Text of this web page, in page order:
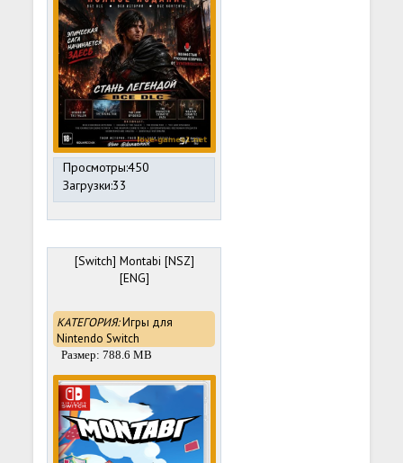
Просмотры:450
Загрузки:33
[Switch] Montabi [NSZ]
[ENG]
КАТЕГОРИЯ:Игры для
Nintendo Switch
Размер: 788.6 MB